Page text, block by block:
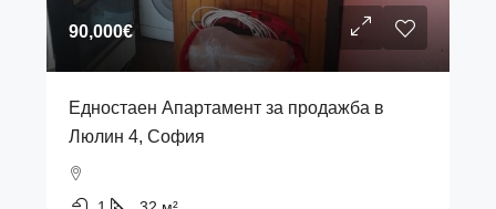
90,000€
Едностаен Апартамент за продажба в
Люлин 4, София